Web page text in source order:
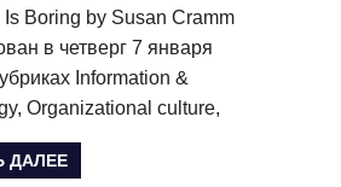
Is Boring by Susan Cramm
в четверг 7 января
Information &
Organizational culture,
ДАЛЕЕ